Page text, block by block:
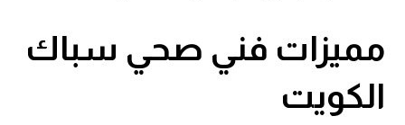
مميزات فني صحي سباك
الكويت